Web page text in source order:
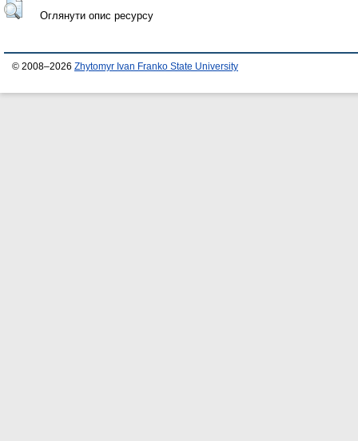
Оглянути опис ресурсу
© 2008–2026 Zhytomyr Ivan Franko State University